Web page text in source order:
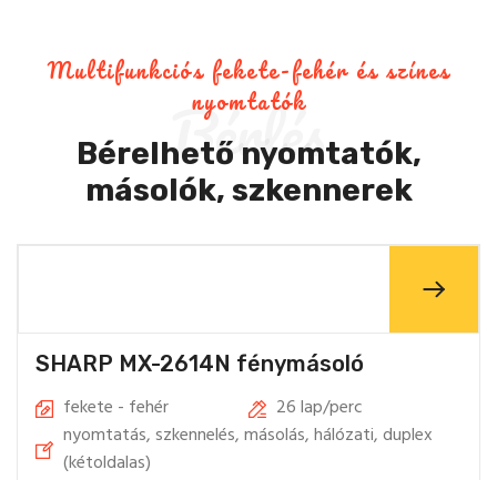
Bérlés
Multifunkciós fekete-fehér és színes
nyomtatók
Bérelhető nyomtatók,
másolók, szkennerek
SHARP MX-2614N fénymásoló
fekete - fehér
26 lap/perc
nyomtatás, szkennelés, másolás, hálózati, duplex
(kétoldalas)